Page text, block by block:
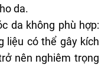
da.
da không phù hợp:
liệu có thể gây kích
nên nghiêm trọng